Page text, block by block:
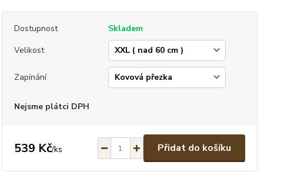
Dostupnost
Skladem
Velikost
Zapínání
Nejsme plátci DPH
539 Kč/ks Přidat do košíku